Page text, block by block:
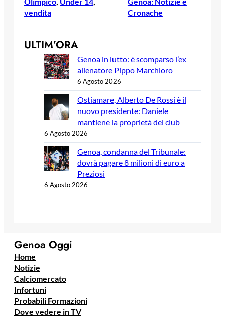
vendita
Cronache
ULTIM’ORA
Genoa in lutto: è scomparso l’ex
allenatore Pippo Marchioro
6 Agosto 2026
Ostiamare, Alberto De Rossi è il
nuovo presidente: Daniele
mantiene la proprietà del club
6 Agosto 2026
Genoa, condanna del Tribunale:
dovrà pagare 8 milioni di euro a
Preziosi
6 Agosto 2026
Genoa Oggi
Home
Notizie
Calciomercato
Infortuni
Probabili Formazioni
Dove vedere in TV